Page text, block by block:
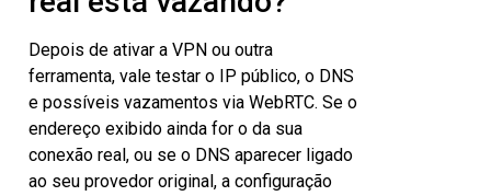
Depois de ativar a VPN ou outra
ferramenta, vale testar o IP público, o DNS
e possíveis vazamentos via WebRTC. Se o
endereço exibido ainda for o da sua
conexão real, ou se o DNS aparecer ligado
ao seu provedor original, a configuração